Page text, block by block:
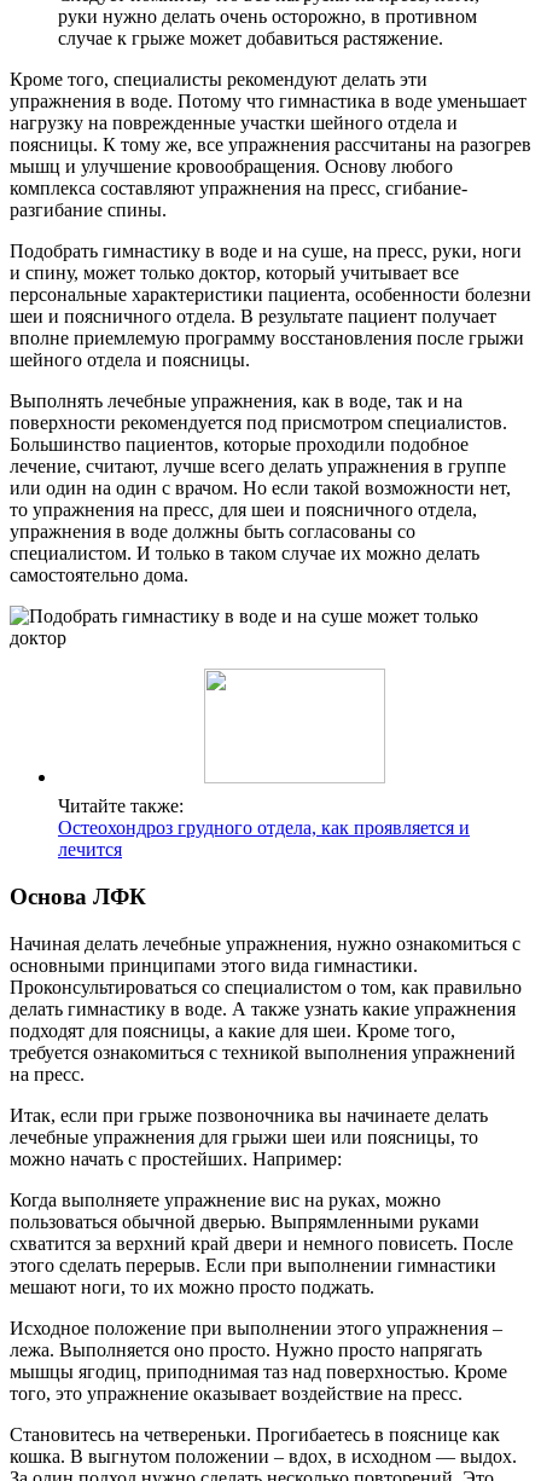
руки нужно делать очень осторожно, в противном
случае к грыже может добавиться растяжение.
Кроме того, специалисты рекомендуют делать эти
упражнения в воде. Потому что гимнастика в воде уменьшает
нагрузку на поврежденные участки шейного отдела и
поясницы. К тому же, все упражнения рассчитаны на разогрев
мышц и улучшение кровообращения. Основу любого
комплекса составляют упражнения на пресс, сгибание-
разгибание спины.
Подобрать гимнастику в воде и на суше, на пресс, руки, ноги
и спину, может только доктор, который учитывает все
персональные характеристики пациента, особенности болезни
шеи и поясничного отдела. В результате пациент получает
вполне приемлемую программу восстановления после грыжи
шейного отдела и поясницы.
Выполнять лечебные упражнения, как в воде, так и на
поверхности рекомендуется под присмотром специалистов.
Большинство пациентов, которые проходили подобное
лечение, считают, лучше всего делать упражнения в группе
или один на один с врачом. Но если такой возможности нет,
то упражнения на пресс, для шеи и поясничного отдела,
упражнения в воде должны быть согласованы со
специалистом. И только в таком случае их можно делать
самостоятельно дома.
Читайте также:
Остеохондроз грудного отдела, как проявляется и
лечится
Основа ЛФК
Начиная делать лечебные упражнения, нужно ознакомиться с
основными принципами этого вида гимнастики.
Проконсультироваться со специалистом о том, как правильно
делать гимнастику в воде. А также узнать какие упражнения
подходят для поясницы, а какие для шеи. Кроме того,
требуется ознакомиться с техникой выполнения упражнений
на пресс.
Итак, если при грыже позвоночника вы начинаете делать
лечебные упражнения для грыжи шеи или поясницы, то
можно начать с простейших. Например:
Когда выполняете упражнение вис на руках, можно
пользоваться обычной дверью. Выпрямленными руками
схватится за верхний край двери и немного повисеть. После
этого сделать перерыв. Если при выполнении гимнастики
мешают ноги, то их можно просто поджать.
Исходное положение при выполнении этого упражнения –
лежа. Выполняется оно просто. Нужно просто напрягать
мышцы ягодиц, приподнимая таз над поверхностью. Кроме
того, это упражнение оказывает воздействие на пресс.
Становитесь на четвереньки. Прогибаетесь в пояснице как
кошка. В выгнутом положении – вдох, в исходном — выдох.